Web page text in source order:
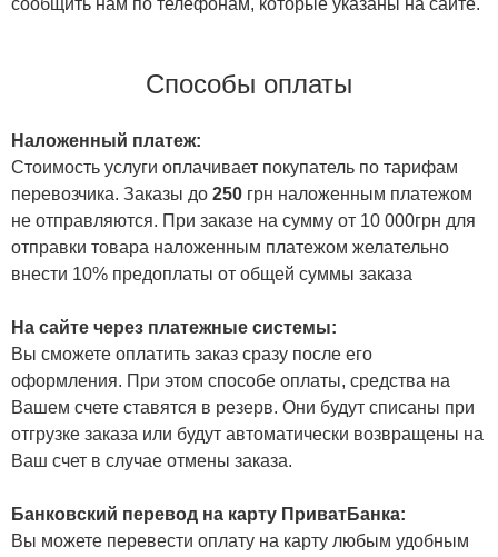
сообщить нам по телефонам, которые указаны на сайте.
Способы оплаты
Наложенный платеж:
Стоимость услуги оплачивает покупатель по тарифам
перевозчика. Заказы до 250 грн наложенным платежом
не отправляются. При заказе на сумму от 10 000грн для
отправки товара наложенным платежом желательно
внести 10% предоплаты от общей суммы заказа
На сайте через платежные системы:
Вы сможете оплатить заказ сразу после его
оформления. При этом способе оплаты, средства на
Вашем счете ставятся в резерв. Они будут списаны при
отгрузке заказа или будут автоматически возвращены на
Ваш счет в случае отмены заказа.
Банковский перевод на карту ПриватБанка:
Вы можете перевести оплату на карту любым удобным